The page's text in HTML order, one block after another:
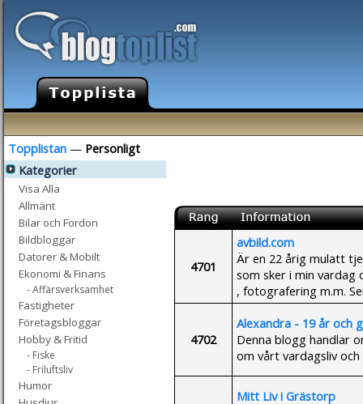
Topplistan — Personligt
Kategorier
Visa Alla
Allmänt
Bilar och Fordon
Bildbloggar
Datorer & Mobilt
Ekonomi & Finans
- Affärsverksamhet
Fastigheter
Företagsbloggar
Hobby & Fritid
- Fiske
- Friluftsliv
Humor
4701
avbild.com
Är en 22 årig mulatt
som sker i min
, fotografering m.m.
4702
Alexandra - 19 år och
Denna blogg handlar
om vårt vardagsliv
Mitt Liv i Grästorp